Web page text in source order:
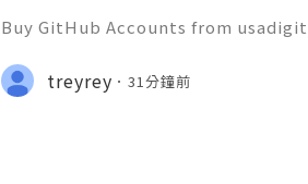
Buy GitHub Accounts from
pp :+1 (506) 541-7768
b 💫💎💲💫🌐✨💎Discord:
treyrey 31分鐘前